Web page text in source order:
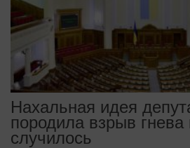
Нахальная идея
породила взрыв
случилось